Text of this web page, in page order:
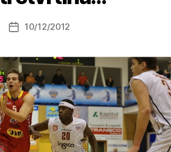
Autor
příspěvku
a
s
o
Datum
10/12/2012